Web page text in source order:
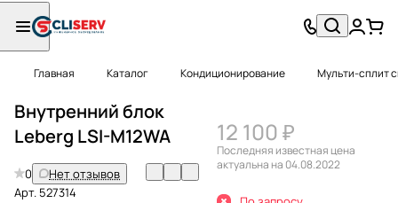
Главная Каталог Кондиционирование Мульти-сплит
Внутренний блок
Leberg LSI-M12WA
0
Нет отзывов
Арт. 527314
12 100 ₽
Последняя известная цена
актуальна на 04.08.2022